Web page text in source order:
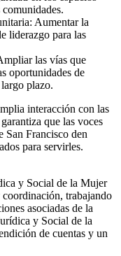
Aumentar la
liderazgo para las
las vías que
oportunidades de
plazo.
interacción con las
que las voces
San Francisco den
para servirles.
y Social de la Mujer
trabajando
asociadas de la
y Social de la
de cuentas y un